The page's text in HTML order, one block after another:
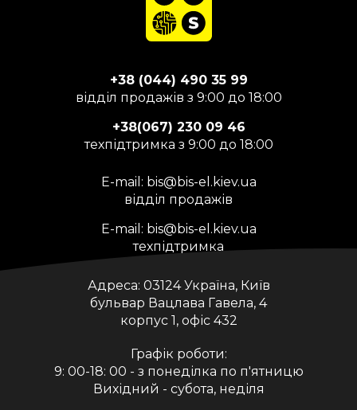
+38 (044) 490 35 99
відділ продажів з 9:00 до 18:00
+38(067) 230 09 46
техпідтримка з 9:00 до 18:00
E-mail: bis@bis-el.kiev.ua
відділ продажів
E-mail: bis@bis-el.kiev.ua
техпідтримка
Адреса: 03124 Україна, Київ
бульвар Вацлава Гавела, 4
корпус 1, офіс 432
Графік роботи:
9: 00-18: 00 - з понеділка по п'ятницю
Вихідний - субота, неділя